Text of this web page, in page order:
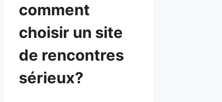
comment
choisir un site
de rencontres
sérieux?